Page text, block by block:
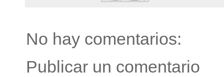
No hay comentarios:
Publicar un comentario